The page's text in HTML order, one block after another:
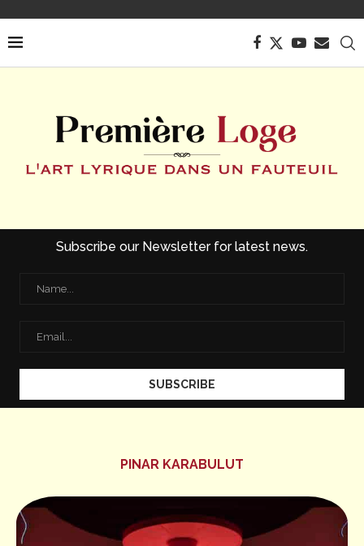
Subscribe our Newsletter for latest news.
PINAR KARABULUT